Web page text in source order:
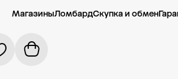
МагазиныЛомбардСкупка и обмен